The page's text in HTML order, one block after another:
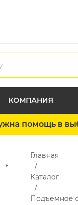
КОМПАНИЯ
помощь в
Главная
Каталог
Подъемное